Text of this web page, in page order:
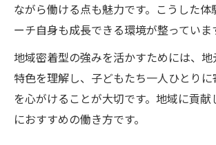
ながら働ける点も魅力です。こうした体
ーチ自身も成長できる環境が整っていま
地域密着型の強みを活かすためには、
特色を理解し、子どもたち一人ひとり
を心がけることが大切です。地域に貢
におすすめの働き方です。